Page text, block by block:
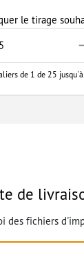
le tirage
de 1 de 25
de
des fichiers